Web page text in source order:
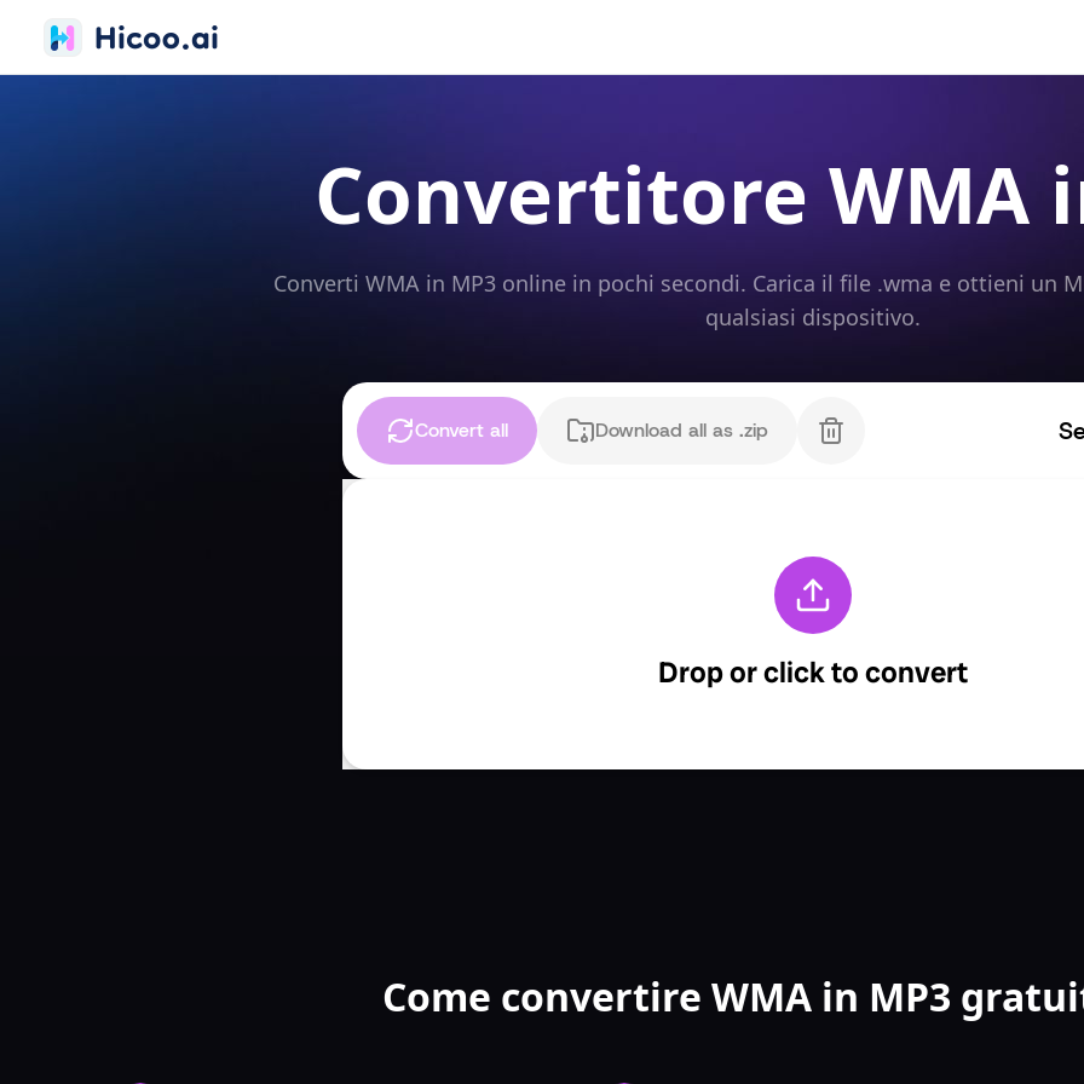
Convertitore WMA
Converti WMA in MP3 online in pochi secondi. Carica il file .wma e ottieni un
qualsiasi dispositivo.
Come convertire WMA in MP3